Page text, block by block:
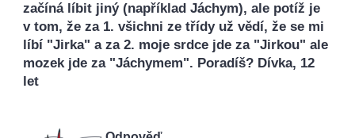
začíná líbit jiný (například Jáchym), ale potíž je
v tom, že za 1. všichni ze třídy už vědí, že se mi
líbí "Jirka" a za 2. moje srdce jde za "Jirkou" ale
mozek jde za "Jáchymem". Poradíš? Dívka, 12
let